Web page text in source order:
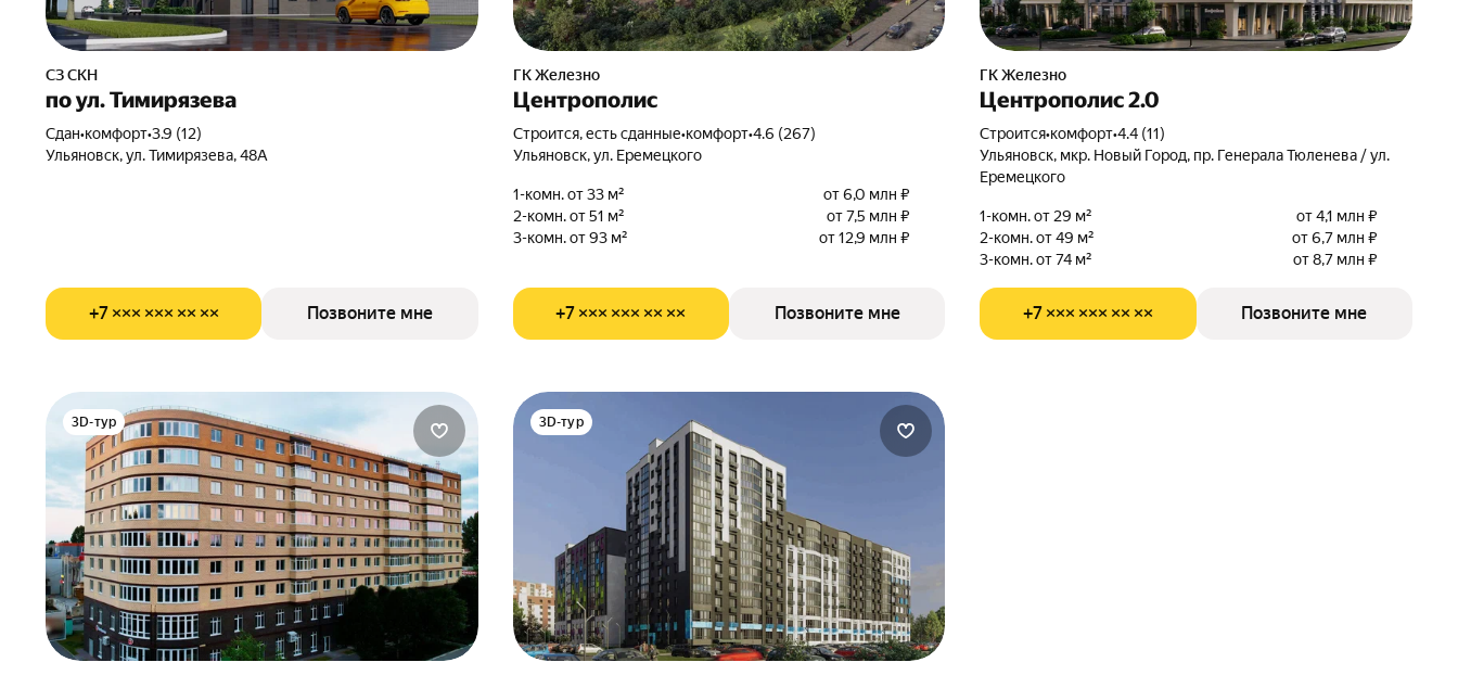
СЗ СКН
по ул. Тимирязева
Сдан•комфорт•3.9 (12)
Ульяновск, ул. Тимирязева, 48А
+7 ××× ××× ×× ×× Позвоните мне
ГК Железно
Центрополис
Строится, есть сданные•комфорт•4.6 (267)
Ульяновск, ул. Еремецкого
1-комн. от 33 м²
от 6,0 млн ₽
2-комн. от 51 м²
от 7,5 млн ₽
3-комн. от 93 м²
от 12,9 млн ₽
+7 ××× ××× ×× ×× Позвоните мне
ГК Железно
Центрополис 2.0
Строится•комфорт•4.4 (11)
Ульяновск, мкр. Новый Город, пр. Генерала Тюленева / ул.
Еремецкого
1-комн. от 29 м²
от 4,1 млн ₽
2-комн. от 49 м²
от 6,7 млн ₽
3-комн. от 74 м²
от 8,7 млн ₽
+7 ××× ××× ×× ×× Позвоните мне
3D-тур 3D-тур